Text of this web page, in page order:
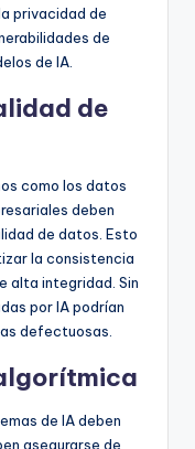
privacidad de
de
de IA.
de
como los datos
deben
de datos. Esto
la consistencia
alta integridad. Sin
por IA podrían
defectuosas.
de IA deben
asegurarse de